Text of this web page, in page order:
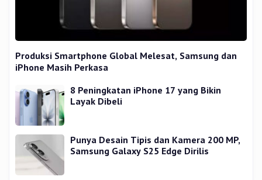
Produksi Smartphone Global Melesat, Samsung dan
iPhone Masih Perkasa
8 Peningkatan iPhone 17 yang Bikin
Layak Dibeli
Punya Desain Tipis dan Kamera 200 MP,
Samsung Galaxy S25 Edge Dirilis